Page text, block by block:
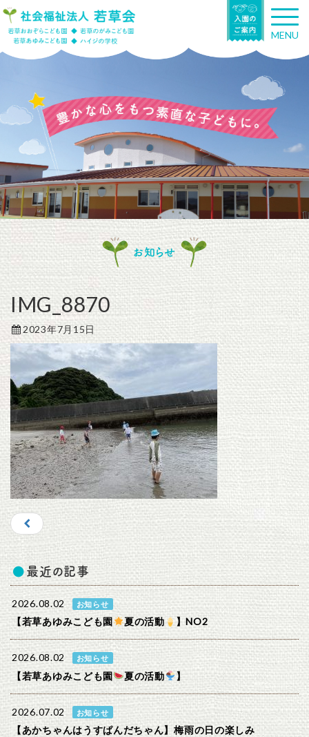
T
o
g
n
g
a
t
n
MENU
お知らせ
IMG_8870
2023年7月15日
最近の記事
2026.08.02 お知らせ
【若草あゆみこども園 夏の活動 】NO2
2026.08.02 お知らせ
【若草あゆみこども園 夏の活動 】
2026.07.02 お知らせ
【あかちゃんはうすぱんだちゃん】梅雨の日の楽しみ